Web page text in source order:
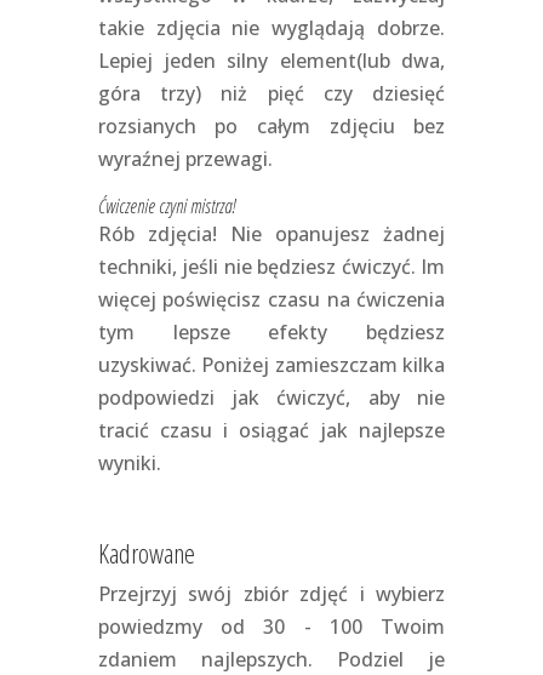
takie zdjęcia nie wyglądają dobrze.
Lepiej jeden silny element(lub dwa,
góra trzy) niż pięć czy dziesięć
rozsianych po całym zdjęciu bez
wyraźnej przewagi.
Ćwiczenie czyni mistrza!
Rób zdjęcia! Nie opanujesz żadnej
techniki, jeśli nie będziesz ćwiczyć. Im
więcej poświęcisz czasu na ćwiczenia
tym lepsze efekty będziesz
uzyskiwać. Poniżej zamieszczam kilka
podpowiedzi jak ćwiczyć, aby nie
tracić czasu i osiągać jak najlepsze
wyniki.
Kadrowane
Przejrzyj swój zbiór zdjęć i wybierz
powiedzmy od 30 - 100 Twoim
zdaniem najlepszych. Podziel je